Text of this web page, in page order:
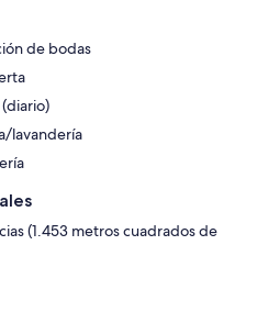
de bodas
lavandería
(1.453 metros cuadrados de